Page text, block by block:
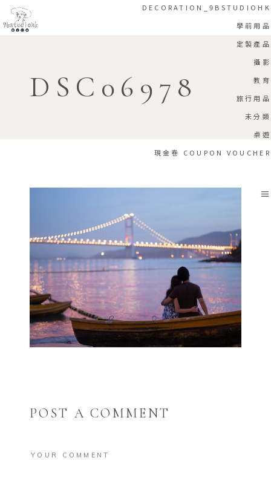
DECORATION_9BSTUDIOHK
學前用品
定製產品
攝影
教育
旅行用品
未分類
桌遊
現金卷 COUPON VOUCHER
DSC06978
POST A COMMENT